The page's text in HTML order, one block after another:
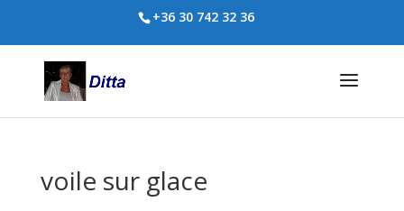
+36 30 742 32 36
voile sur glace